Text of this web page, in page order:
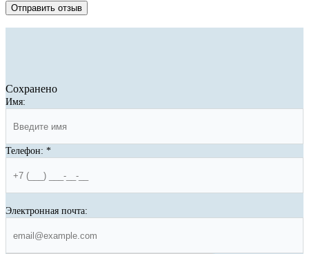
Отправить отзыв
Сохранено
Имя:
Телефон: *
Электронная почта: